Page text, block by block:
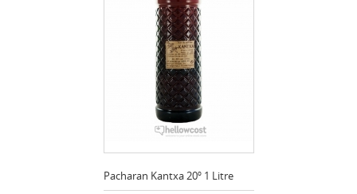
Pacharan Kantxa 20º 1 Litre